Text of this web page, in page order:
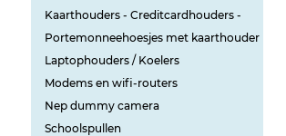
Kaarthouders - Creditcardhouders -
Portemonneehoesjes met kaarthouder
Laptophouders / Koelers
Modems en wifi-routers
Nep dummy camera
Schoolspullen